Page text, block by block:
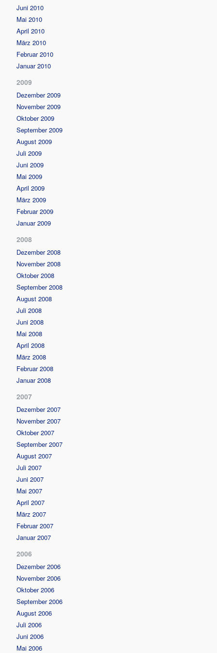
Juni 2010
Mai 2010
April 2010
März 2010
Februar 2010
Januar 2010
2009
Dezember 2009
November 2009
Oktober 2009
September 2009
August 2009
Juli 2009
Juni 2009
Mai 2009
April 2009
März 2009
Februar 2009
Januar 2009
2008
Dezember 2008
November 2008
Oktober 2008
September 2008
August 2008
Juli 2008
Juni 2008
Mai 2008
April 2008
März 2008
Februar 2008
Januar 2008
2007
Dezember 2007
November 2007
Oktober 2007
September 2007
August 2007
Juli 2007
Juni 2007
Mai 2007
April 2007
März 2007
Februar 2007
Januar 2007
2006
Dezember 2006
November 2006
Oktober 2006
September 2006
August 2006
Juli 2006
Juni 2006
Mai 2006